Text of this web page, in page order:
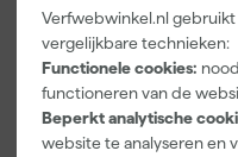
Verfwebwinkel.nl
vergelijkbare technieken:
Functionele cookies:
functioneren van de
Beperkt analytische
website te analyseren en
Afgelopen 30 dgn 10,49
-17%
8,62
incl. BTW
92,
incl.